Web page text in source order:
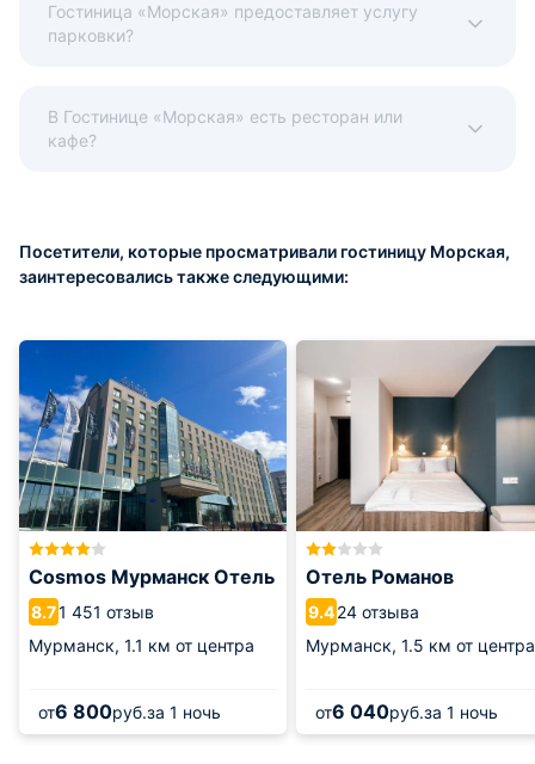
Гостиница «Морская» предоставляет услугу
парковки?
В Гостинице «Морская» есть ресторан или
кафе?
Посетители, которые просматривали гостиницу Морская,
заинтересовались также следующими:
Cosmos Мурманск Отель
8.71 451 отзыв
Мурманск, 1.1 км от центра
от6 800руб.за 1 ночь
Отель Романов
9.424 отзыва
Мурманск, 1.5 км от центра
от6 040руб.за 1 ночь